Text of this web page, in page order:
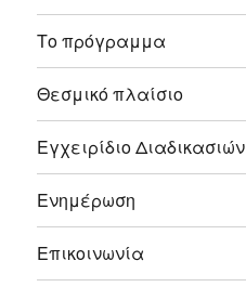
Το πρόγραμμα
Θεσμικό πλαίσιο
Εγχειρίδιο Διαδικασιών
Ενημέρωση
Επικοινωνία